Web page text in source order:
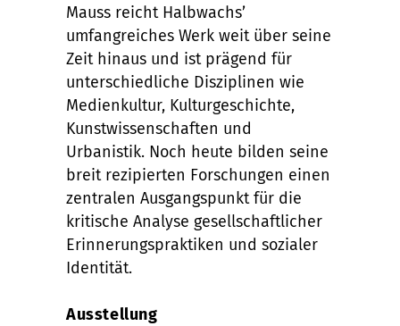
Mauss reicht Halbwachs’
umfangreiches Werk weit über seine
Zeit hinaus und ist prägend für
unterschiedliche Disziplinen wie
Medienkultur, Kulturgeschichte,
Kunstwissenschaften und
Urbanistik. Noch heute bilden seine
breit rezipierten Forschungen einen
zentralen Ausgangspunkt für die
kritische Analyse gesellschaftlicher
Erinnerungspraktiken und sozialer
Identität.
Ausstellung